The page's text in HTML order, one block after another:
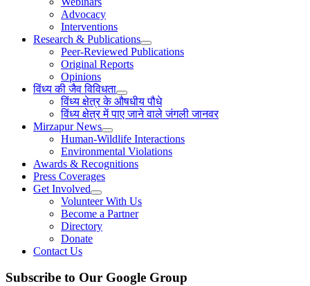
Advocacy
Interventions
Research & Publications
Peer-Reviewed Publications
Original Reports
Opinions
विंध्य की जैव विविधता
विंध्य क्षेत्र के औषधीय पौधे
विंध्य क्षेत्र में पाए जाने वाले जंगली जानवर
Mirzapur News
Human-Wildlife Interactions
Environmental Violations
Awards & Recognitions
Press Coverages
Get Involved
Volunteer With Us
Become a Partner
Directory
Donate
Contact Us
Subscribe to Our Google Group